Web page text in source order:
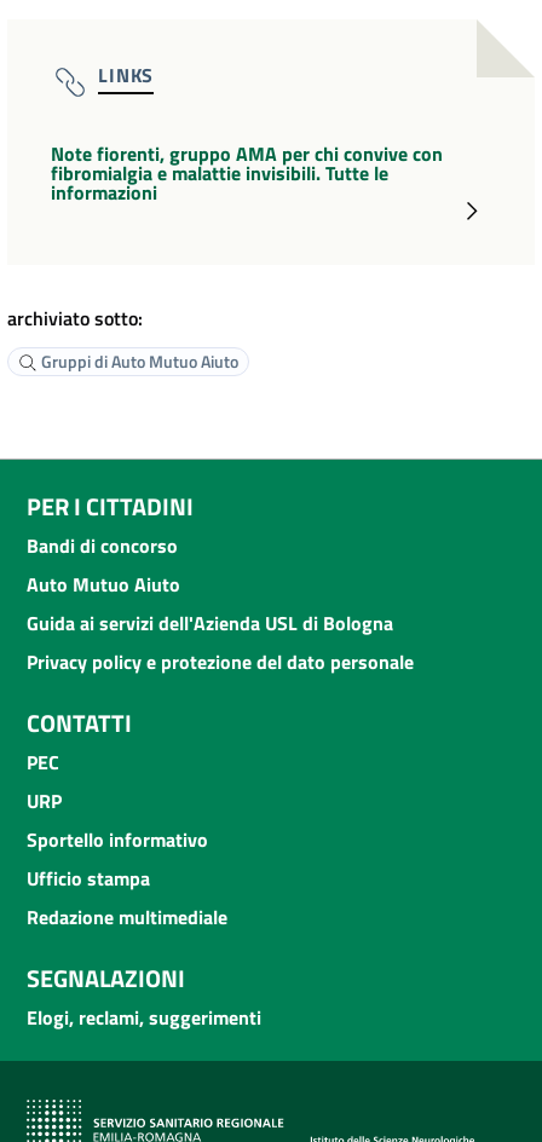
LINKS
Note fiorenti, gruppo AMA per chi convive con
fibromialgia e malattie invisibili. Tutte le
informazioni
archiviato sotto:
Gruppi di Auto Mutuo Aiuto
PER I CITTADINI
Bandi di concorso
Auto Mutuo Aiuto
Guida ai servizi dell'Azienda USL di Bologna
Privacy policy e protezione del dato personale
CONTATTI
PEC
URP
Sportello informativo
Ufficio stampa
Redazione multimediale
SEGNALAZIONI
Elogi, reclami, suggerimenti